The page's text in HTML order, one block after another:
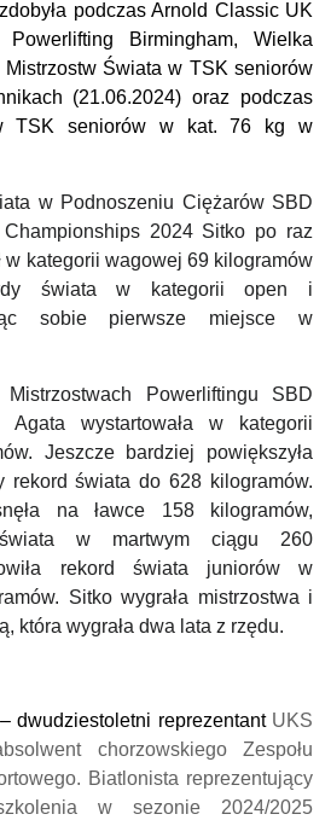
podczas Arnold Classic UK
Birmingham, Wiel ka
Mistrzostw Świata w TSK seniorów
(21.06.2024) oraz podczas
TSK seniorów w kat. 76 kg w
w Podnoszeniu Ciężarów SBD
2024 Sitko po raz
w kategorii wagowej 69 kilogramów
świata w kategorii open i
sobie pierwsze miejsce w
Mistrzostwach Powerliftingu SBD
Agata wystartowała w kategorii
Jeszcze bardziej powiększyła
rekord świata do 628 kilogramów.
na ławce 158 kilogramów,
świata w martwym ciągu 260
rekord świata juniorów w
Sitko wygrała mistrzostwa i
która wygrała dwa lata z rzędu.
– dwudziestoletni reprezentant UKS
chorzowskiego Zespołu
Biatlonista reprezentujący
w sezonie 2024/2025